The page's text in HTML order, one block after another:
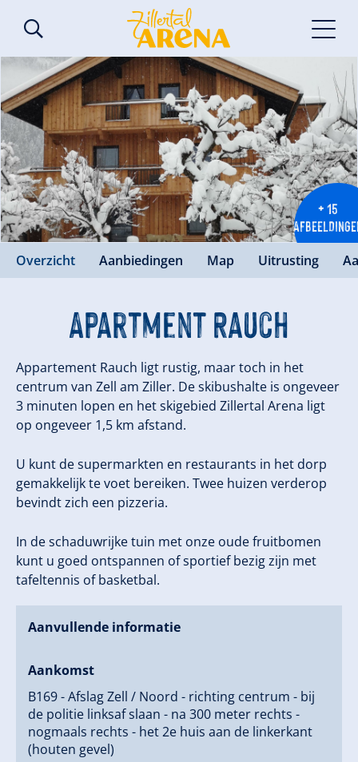
+ 15
Overzicht Aanbiedingen Map Uitrusting
Apartment Rauch
Appartement Rauch ligt rustig, maar toch in het
centrum van Zell am Ziller. De skibushalte is ongeveer
3 minuten lopen en het skigebied Zillertal Arena ligt
op ongeveer 1,5 km afstand.
U kunt de supermarkten en restaurants in het dorp
gemakkelijk te voet bereiken. Twee huizen verderop
bevindt zich een pizzeria.
In de schaduwrijke tuin met onze oude fruitbomen
kunt u goed ontspannen of sportief bezig zijn met
tafeltennis of basketbal.
Aanvullende informatie
Aankomst
B169 - Afslag Zell / Noord - richting centrum - bij
de politie linksaf slaan - na 300 meter rechts -
nogmaals rechts - het 2e huis aan de linkerkant
(houten gevel)